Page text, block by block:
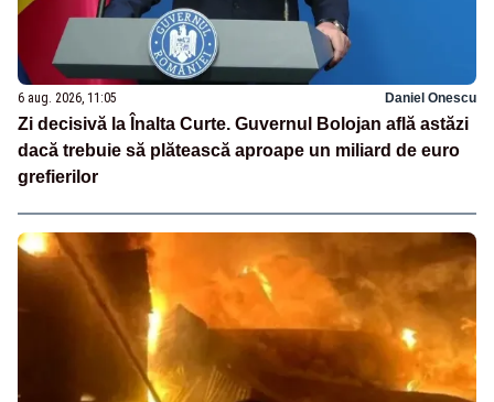
6 aug. 2026, 11:05 Daniel Onescu
Zi decisivă la Înalta Curte. Guvernul Bolojan află astăzi
dacă trebuie să plătească aproape un miliard de euro
grefierilor